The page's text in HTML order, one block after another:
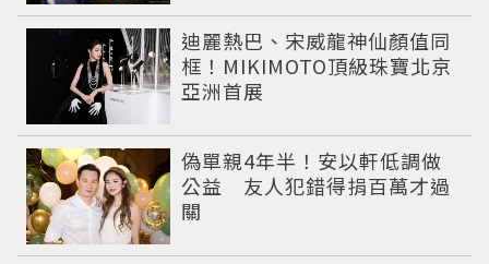
迪麗熱巴、宋威龍神仙顏值同
框！MIKIMOTO頂級珠寶北京
亞洲首展
偽單親4年半！安以軒低調做
公益 友人犯錯得捐百萬才過
關